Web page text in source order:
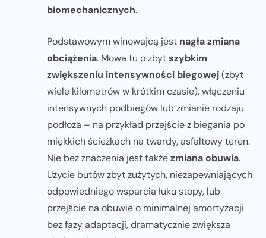
biomechanicznych.
Podstawowym winowajcą jest nagła zmiana
obciążenia. Mowa tu o zbytszybkim
zwiększeniu intensywności biegowej(zbyt
wiele kilometrów w krótkim czasie), włączeniu
intensywnych podbiegów lub zmianie rodzaju
podłoża – na przykład przejście z biegania po
miękkich ścieżkach na twardy, asfaltowy teren.
Nie bez znaczenia jest takżezmiana obuwia.
Użycie butów zbyt zużytych, niezapewniających
odpowiedniego wsparcia łuku stopy, lub
przejście na obuwie o minimalnej amortyzacji
bez fazy adaptacji, dramatycznie zwiększa